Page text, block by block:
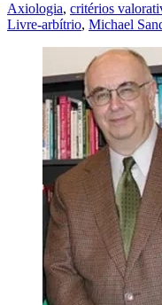
Axiologia, critérios
Livre-arbítrio, Michael